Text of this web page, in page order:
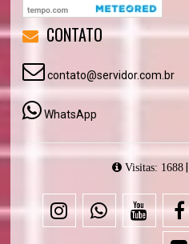
CONTATO
contato@servidor.com.br
WhatsApp
Visitas: 1688